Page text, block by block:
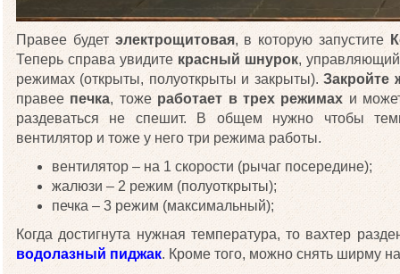
Правее будет электрощитовая, в которую запустите
Теперь справа увидите красный шнурок,
режимах (открыты, полуоткрыты и закрыты).Закройте
правее печка, тоже работает в трех режимах и
раздеваться не спешит. В общем нужно чтобы
вентилятор и тоже у него три режима работы.
вентилятор – на 1 скорости (рычаг посередине);
жалюзи – 2 режим (полуоткрыты);
печка – 3 режим (максимальный);
Когда достигнута нужная температура, то вахтер
водолазный пиджак. Кроме того, можно снять ширму